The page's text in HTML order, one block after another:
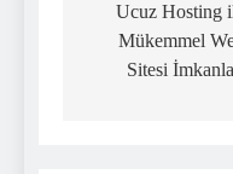
gezinmesi
Ucuz Hosting
Mükemmel
Sitesi